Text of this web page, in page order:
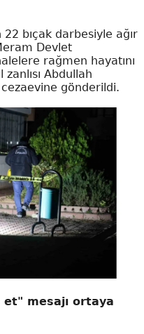
bıçak darbesiyle ağır
Devlet
rağmen hayatını
Abdullah
gönderildi.
et" mesajı ortaya